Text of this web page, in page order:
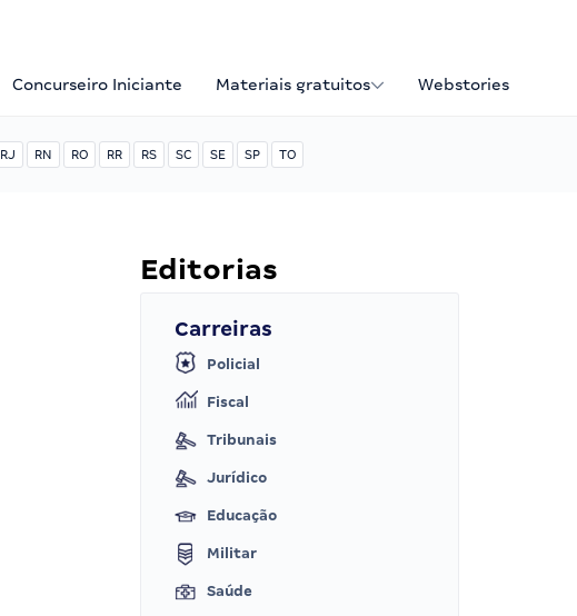
Concurseiro Iniciante Materiais gratuitos Webstories
RJ RN RO RR RS SC SE SP TO
Editorias
Carreiras
Policial
Fiscal
Tribunais
Jurídico
Educação
Militar
Saúde